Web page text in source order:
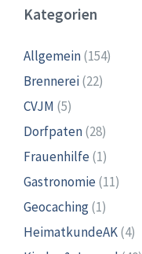
Kategorien
Allgemein(154)
Brennerei(22)
CVJM (5)
Dorfpaten(28)
Frauenhilfe(1)
Gastronomie(11)
Geocaching(1)
HeimatkundeAK(4)